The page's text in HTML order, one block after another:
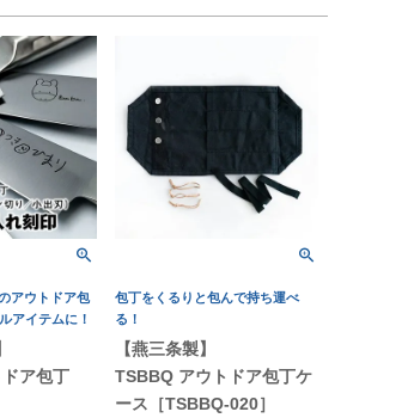
アウトドア包
アイテムに！
ドア包丁
包丁をくるりと包んで持ち運べ
る！
【燕三条製】
TSBBQ アウトドア包丁ケ
ース［TSBBQ-020］